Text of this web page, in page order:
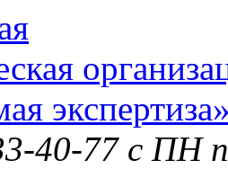
40-77 с ПН